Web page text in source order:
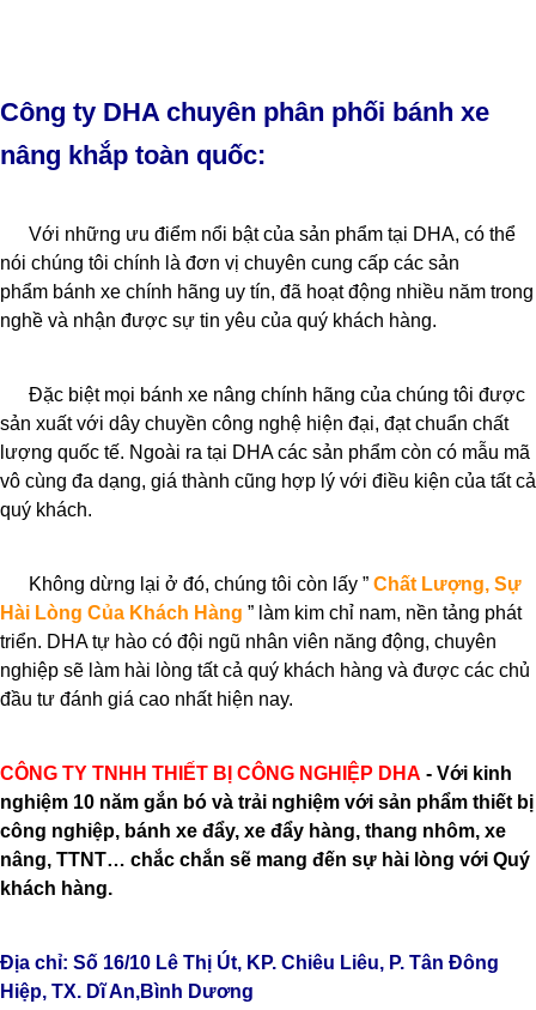
Công ty DHA chuyên phân phối bánh xe
nâng khắp toàn quốc:
Với những ưu điểm nổi bật của sản phẩm tại DHA, có thể
nói chúng tôi chính là đơn vị chuyên cung cấp các sản
phẩm bánh xe chính hãng uy tín, đã hoạt động nhiều năm trong
nghề và nhận được sự tin yêu của quý khách hàng.
Đặc biệt mọi bánh xe nâng chính hãng của chúng tôi được
sản xuất với dây chuyền công nghệ hiện đại, đạt chuẩn chất
lượng quốc tế. Ngoài ra tại DHA các sản phẩm còn có mẫu mã
vô cùng đa dạng, giá thành cũng hợp lý với điều kiện của tất cả
quý khách.
Không dừng lại ở đó, chúng tôi còn lấy ” Chất Lượng, Sự
Hài Lòng Của Khách Hàng ” làm kim chỉ nam, nền tảng phát
triển. DHA tự hào có đội ngũ nhân viên năng động, chuyên
nghiệp sẽ làm hài lòng tất cả quý khách hàng và được các chủ
đầu tư đánh giá cao nhất hiện nay.
CÔNG TY TNHH THIẾT BỊ CÔNG NGHIỆP DHA - Với kinh
nghiệm 10 năm gắn bó và trải nghiệm với sản phẩm thiết bị
công nghiệp, bánh xe đẩy, xe đẩy hàng, thang nhôm, xe
nâng, TTNT… chắc chắn sẽ mang đến sự hài lòng với Quý
khách hàng.
Địa chỉ: Số 16/10 Lê Thị Út, KP. Chiêu Liêu, P. Tân Đông
Hiệp, TX. Dĩ An,Bình Dương